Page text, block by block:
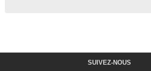
SUIVEZ-NOUS